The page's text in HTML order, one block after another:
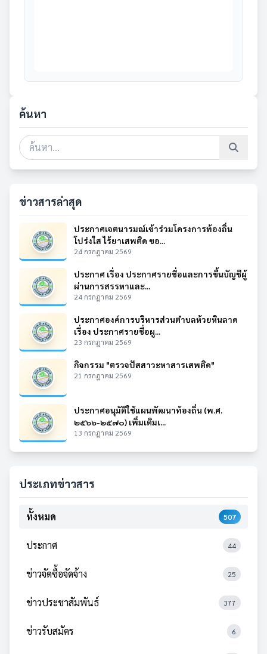
ค้นหา
ข่าวสารล่าสุด
ประกาศเจตนารมณ์เข้าร่วมโครงการท้องถิ่น
โปร่งใส ไร้ยาเสพติด ขอ...
24 กรกฎาคม 2569
ประกาศ เรื่อง ประกาศรายชื่อและการขึ้นบัญชีผู้
ผ่านการสรรหาและ...
24 กรกฎาคม 2569
ประกาศองค์การบริหารส่วนตำบลห้วยหินลาด
เรื่อง ประกาศรายชื่อผู...
23 กรกฎาคม 2569
กิจกรรม "ตรวจปัสสาวะหาสารเสพติด"
21 กรกฎาคม 2569
ประกาศอนุมัติใช้แผนพัฒนาท้องถิ่น (พ.ศ.
๒๕๖๖-๒๕๗๐) เพิ่มเติมเ...
13 กรกฎาคม 2569
ประเภทข่าวสาร
ทั้งหมด 507
ประกาศ 44
ข่าวจัดซื้อจัดจ้าง 25
ข่าวประชาสัมพันธ์ 377
ข่าวรับสมัคร 6